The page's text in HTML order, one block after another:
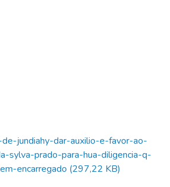
jundiahy-dar-auxilio-e-favor-ao-
sylva-prado-para-hua-diligencia-q-
encarregado (297,22 KB)